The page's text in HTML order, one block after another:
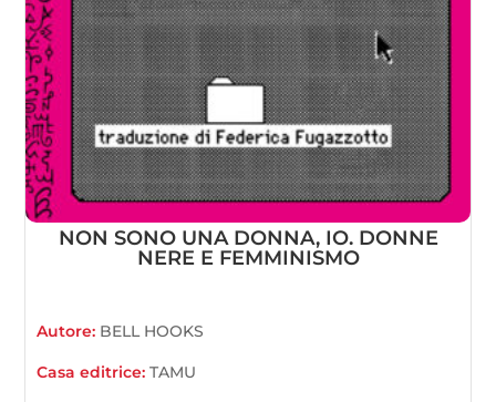
NON SONO UNA DONNA, IO. DONNE
NERE E FEMMINISMO
Autore: BELL HOOKS
Casa editrice:TAMU